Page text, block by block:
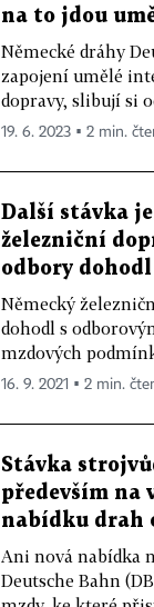
na to jdou
Německé dráhy
zapojení umělé
dopravy, slibují si
19. 6. 2023 ▪ 2 min.
Další stávka
železniční
odbory
Německý
dohodl s
mzdových
16. 9. 2021 ▪ 2 min.
Stávka
především na
nabídku drah
Ani nová nabídka
Deutsche Bahn